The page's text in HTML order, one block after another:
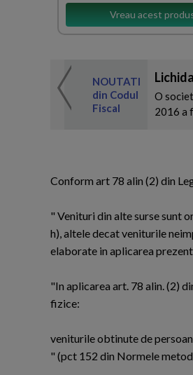
Vreau acest
NOUTATI
din Codul
Fiscal
O
2016 a
Conform art 78 alin (2) din
" Venituri din alte surse sunt
h), altele decat veniturile
elaborate in aplicarea
"In aplicarea art. 78 alin. (2)
fizice:
veniturile obtinute de
" (pct 152 din Normele